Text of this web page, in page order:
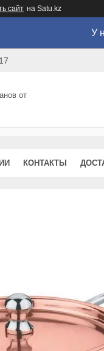
сайт на Satu.kz
У
от
КОНТАКТЫ